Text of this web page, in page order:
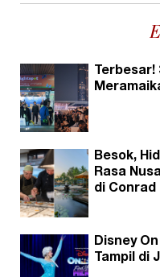
Terbesar!
Besok,
Rasa
di Conrad
Disney
Tampil di